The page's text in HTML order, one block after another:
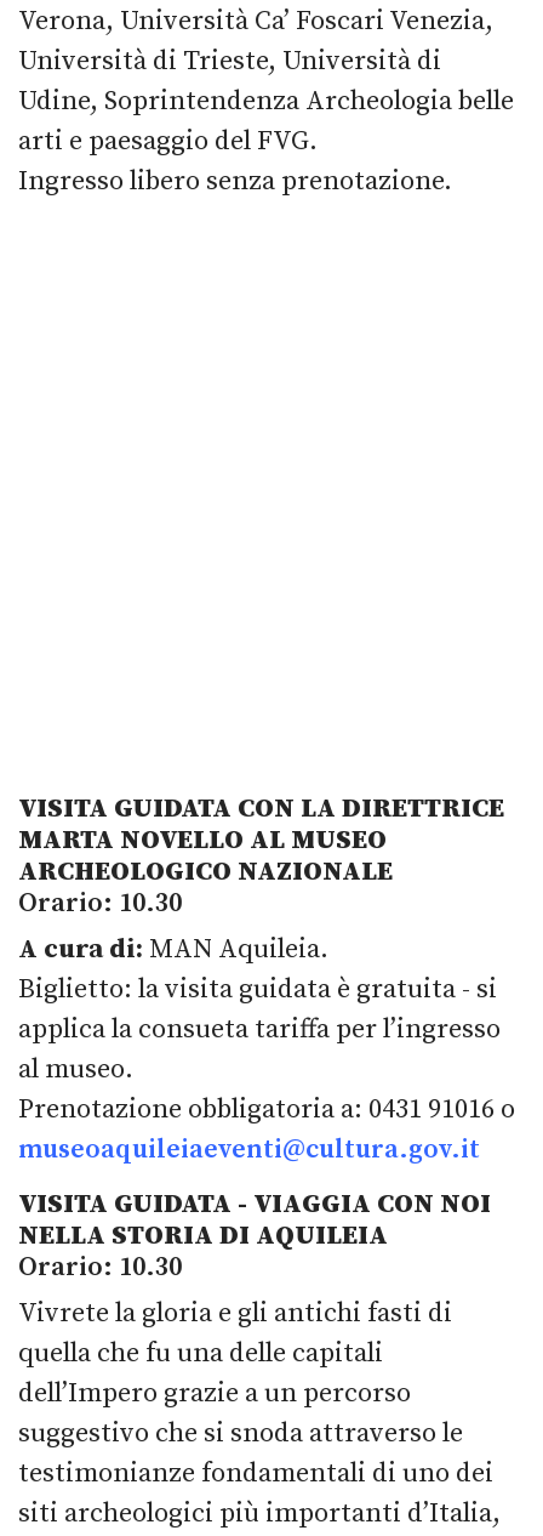
Verona, Università Ca’ Foscari Venezia,
Università di Trieste, Università di
Udine, Soprintendenza Archeologia belle
arti e paesaggio del FVG.
Ingresso libero senza prenotazione.
VISITA GUIDATA CON LA DIRETTRICE
MARTA NOVELLO AL MUSEO
ARCHEOLOGICO NAZIONALE
Orario: 10.30
A cura di: MAN Aquileia.
Biglietto: la visita guidata è gratuita - si
applica la consueta tariffa per l’ingresso
al museo.
Prenotazione obbligatoria a: 0431 91016 o
museoaquileiaeventi@cultura.gov.it
VISITA GUIDATA - VIAGGIA CON NOI
NELLA STORIA DI AQUILEIA
Orario: 10.30
Vivrete la gloria e gli antichi fasti di
quella che fu una delle capitali
dell’Impero grazie a un percorso
suggestivo che si snoda attraverso le
testimonianze fondamentali di uno dei
siti archeologici più importanti d’Italia,